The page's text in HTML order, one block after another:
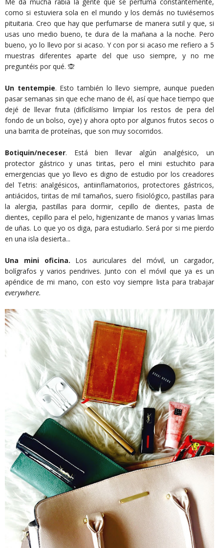
como si estuviera sola en el mundo y los demás no tuviésemos
pituitaria. Creo que hay que perfumarse de manera sutil y que, si
usas uno medio bueno, te dura de la mañana a la noche. Pero
bueno, yo lo llevo por si acaso. Y con por si acaso me refiero a 5
muestras diferentes aparte del que uso siempre, y no me
preguntéis por qué. 🙊
Un tentempie. Esto también lo llevo siempre, aunque pueden
pasar semanas sin que eche mano de él, así que hace tiempo que
dejé de llevar fruta (difícilísimo limpiar los restos de pera del
fondo de un bolso, oye) y ahora opto por algunos frutos secos o
una barrita de proteínas, que son muy socorridos.
Botiquin/neceser. Está bien llevar algún analgésico, un
protector gástrico y unas tiritas, pero el mini estuchito para
emergencias que yo llevo es digno de estudio por los creadores
del Tetris: analgésicos, antiinflamatorios, protectores gástricos,
antiácidos, tiritas de mil tamaños, suero fisiológico, pastillas para
la alergia, pastillas para dormir, cepillo de dientes, pasta de
dientes, cepillo para el pelo, higienizante de manos y varias limas
de uñas. Lo que yo os diga, para estudiarlo. Será por si me pierdo
en una isla desierta...
Una mini oficina. Los auriculares del móvil, un cargador,
bolígrafos y varios pendrives. Junto con el móvil que ya es un
apéndice de mi mano, con esto voy siempre lista para trabajar
everywhere.